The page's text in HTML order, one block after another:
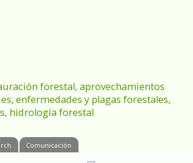
forestal, aprovechamientos
enfermedades y plagas forestales,
hidrología forestal
Comunicación